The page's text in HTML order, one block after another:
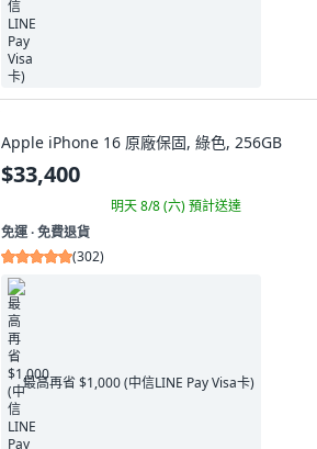
Apple iPhone 16 原廠保固, 綠色, 256GB
$33,400
明天 8/8 (六)預計送達
免運 ∙ 免費退貨
(302)
最高再省 $1,000 (中信LINE Pay Visa卡)